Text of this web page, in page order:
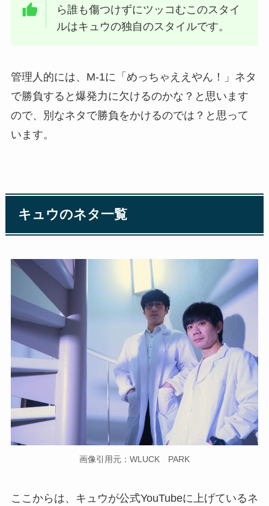
ら誰も傷つけずにツッコむこのスタイ
ルはキュウの独自のスタイルです。
管理人的には、M-1に「めっちゃええやん！」ネタ
で勝負すると爆発力に欠けるのかな？と思います
ので、別なネタで勝負をかけるのでは？と思って
います。
キュウのネタ一覧
画像引用元：WLUCK PARK
ここからは、キュウが公式YouTubeに上げているネ